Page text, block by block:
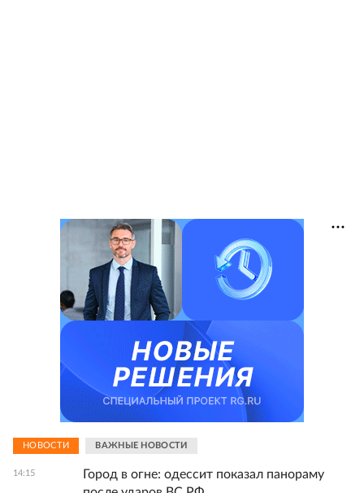
НОВОСТИ ВАЖНЫЕ НОВОСТИ
14:15
Город в огне: одессит показал панораму